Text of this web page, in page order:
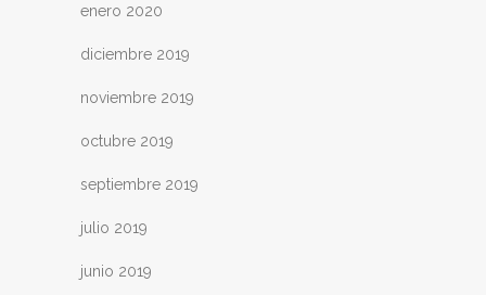
enero 2020
diciembre 2019
noviembre 2019
octubre 2019
septiembre 2019
julio 2019
junio 2019